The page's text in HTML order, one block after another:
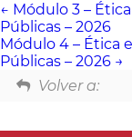
Módulo 3 –
Públicas – 2026
Módulo 4 – Ética
Públicas – 2026
Volver a: